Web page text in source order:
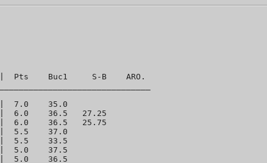
Pts    Buc1     S-B    ARO.
7.0    35.0
6.0    36.5   27.25
6.0    36.5   25.75
5.5    37.0
5.5    33.5
5.0    37.5
5.0    36.5